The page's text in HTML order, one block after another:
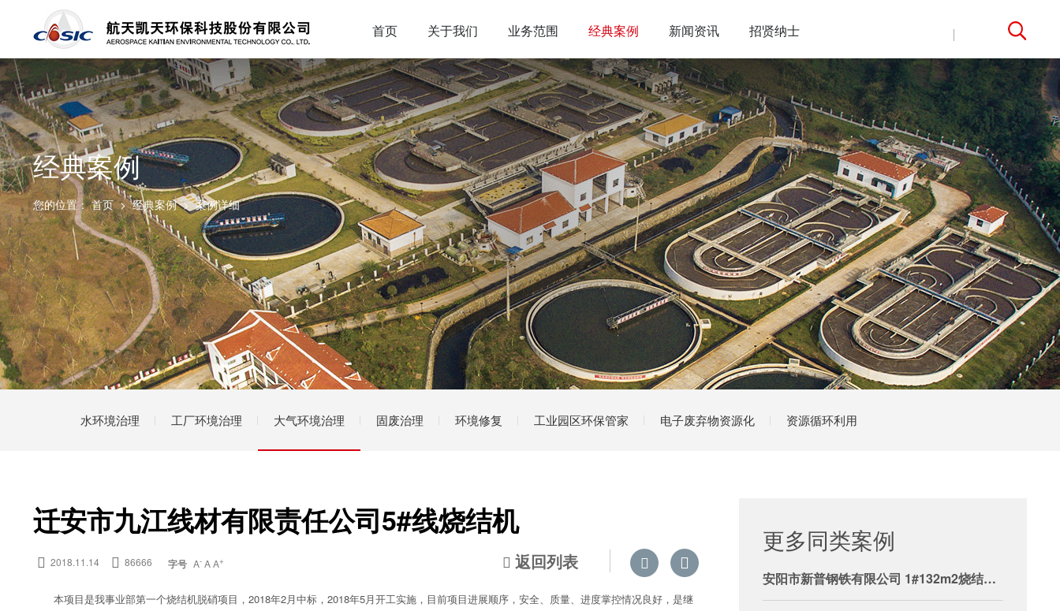
首页 关于我们 业务范围 经典案例 新闻资讯 招贤纳士
经典案例
您的位置： 首页 > 经典案例 >案例详细
水环境治理 工厂环境治理 大气环境治理 固废治理 环境修复 工业园区环保管家 电子废弃物资源化 资源循环利用
迁安市九江线材有限责任公司5#线烧结机
 2018.11.14  86666 字号 A- A A+  返回列表  
本项目是我事业部第一个烧结机脱硝项目，2018年2月中标，2018年5月开工实施，目前项目进展顺序，安全、质量、进度掌控情况良好，是继
更多同类案例
安阳市新普钢铁有限公司 1#132m2烧结机烟气脱硝消白项目